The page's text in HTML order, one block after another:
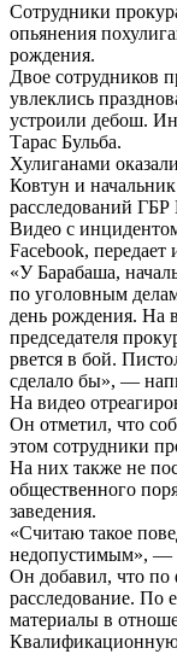
Сотрудники
опьянения
рождения.
Двое сотрудников
увлеклись
устроили дебош.
Тарас Бульба.
Хулиганами
Ковтун и
расследований
Видео с
Facebook, передает
«У Барабаша,
по уголовным
день рождения. На
председателя
рвется в бой.
сделало бы», —
На видео
Он отметил, что
этом сотрудники
На них также не
общественного
заведения.
«Считаю такое
недопустимым», —
Он добавил, что по
расследование. По
материалы в